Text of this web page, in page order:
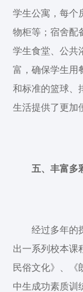
学生公寓，每个
物柜等；宿舍配
学生食堂、公共
富，确保学生用
和标准的篮球、
生活提供了更加
五、丰富多
经过多年的
出一系列校本课
民俗文化》、《
中生成功素质训